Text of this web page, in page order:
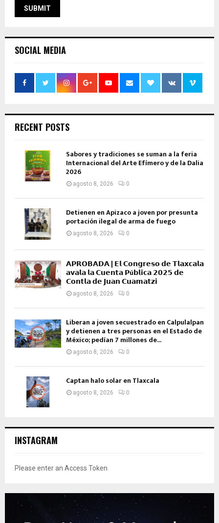
SOCIAL MEDIA
RECENT POSTS
Sabores y tradiciones se suman a la feria
Internacional del Arte Efímero y de la Dalia
2026
agosto 8, 2026 0
Detienen en Apizaco a joven por presunta
portación ilegal de arma de fuego
agosto 8, 2026 0
𝗔𝗣𝗥𝗢𝗕𝗔𝗗𝗔 | 𝗘𝗹 𝗖𝗼𝗻𝗴𝗿𝗲𝘀𝗼 𝗱𝗲 𝗧𝗹𝗮𝘅𝗰𝗮𝗹𝗮
𝗮𝘃𝗮𝗹𝗮 𝗹𝗮 𝗖𝘂𝗲𝗻𝘁𝗮 𝗣ú𝗯𝗹𝗶𝗰𝗮 𝟮𝟬𝟮𝟱 𝗱𝗲
𝗖𝗼𝗻𝘁𝗹𝗮 𝗱𝗲 𝗝𝘂𝗮𝗻 𝗖𝘂𝗮𝗺𝗮𝘁𝘇𝗶
agosto 8, 2026 0
Liberan a joven secuestrado en Calpulalpan
y detienen a tres personas en el Estado de
México; pedían 7 millones de...
agosto 8, 2026 0
Captan halo solar en Tlaxcala
agosto 8, 2026 0
INSTAGRAM
Please enter an Access Token